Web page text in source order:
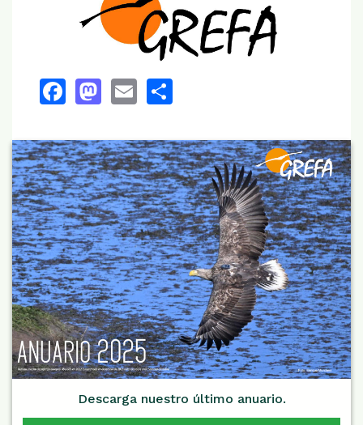
Facebook
Mastodon
Email
Descarga nuestro último anuario.